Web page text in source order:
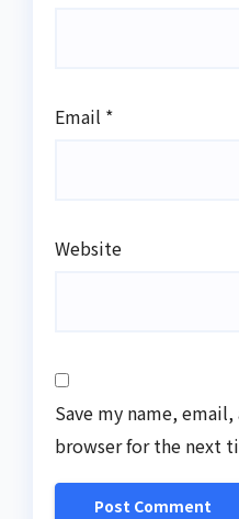
Email *
Website
Save my name,
browser for the next